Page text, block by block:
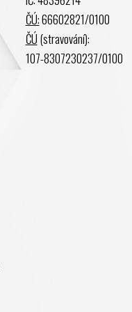
ČÚ:66602821/0100
ČÚ (stravování):
107-8307230237/0100